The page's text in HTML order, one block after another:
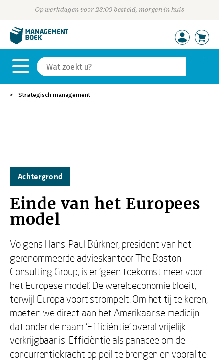
Op werkdagen voor 23:00 besteld, morgen in huis
Strategisch management
Achtergrond
Einde van het Europees
model
Volgens Hans-Paul Bürkner, president van het
gerenommeerde advieskantoor The Boston
Consulting Group, is er ‘geen toekomst meer voor
het Europese model’. De wereldeconomie bloeit,
terwijl Europa voort strompelt. Om het tij te keren,
moeten we direct aan het Amerikaanse medicijn
dat onder de naam ‘Efficiëntie’ overal vrijelijk
verkrijgbaar is. Efficiëntie als panacee om de
concurrentiekracht op peil te brengen en vooral te